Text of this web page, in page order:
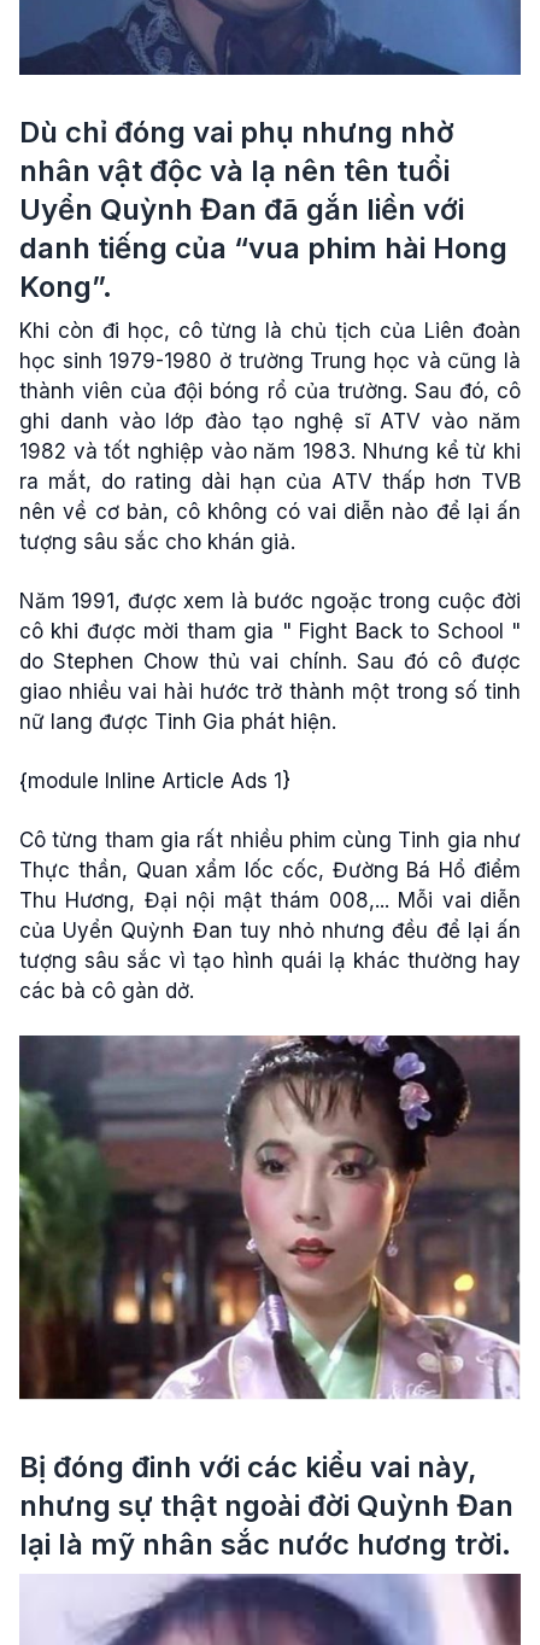
Dù chỉ đóng vai phụ nhưng nhờ
nhân vật độc và lạ nên tên tuổi
Uyển Quỳnh Đan đã gắn liền với
danh tiếng của “vua phim hài Hong
Kong”.
Khi còn đi học, cô từng là chủ tịch của Liên đoàn
học sinh 1979-1980 ở trường Trung học và cũng là
thành viên của đội bóng rổ của trường. Sau đó, cô
ghi danh vào lớp đào tạo nghệ sĩ ATV vào năm
1982 và tốt nghiệp vào năm 1983. Nhưng kể từ khi
ra mắt, do rating dài hạn của ATV thấp hơn TVB
nên về cơ bản, cô không có vai diễn nào để lại ấn
tượng sâu sắc cho khán giả.
Năm 1991, được xem là bước ngoặc trong cuộc đời
cô khi được mời tham gia " Fight Back to School "
do Stephen Chow thủ vai chính. Sau đó cô được
giao nhiều vai hài hước trở thành một trong số tinh
nữ lang được Tinh Gia phát hiện.
{module Inline Article Ads 1}
Cô từng tham gia rất nhiều phim cùng Tinh gia như
Thực thần, Quan xẩm lốc cốc, Đường Bá Hổ điểm
Thu Hương, Đại nội mật thám 008,... Mỗi vai diễn
của Uyển Quỳnh Đan tuy nhỏ nhưng đều để lại ấn
tượng sâu sắc vì tạo hình quái lạ khác thường hay
các bà cô gàn dở.
Bị đóng đinh với các kiểu vai này,
nhưng sự thật ngoài đời Quỳnh Đan
lại là mỹ nhân sắc nước hương trời.